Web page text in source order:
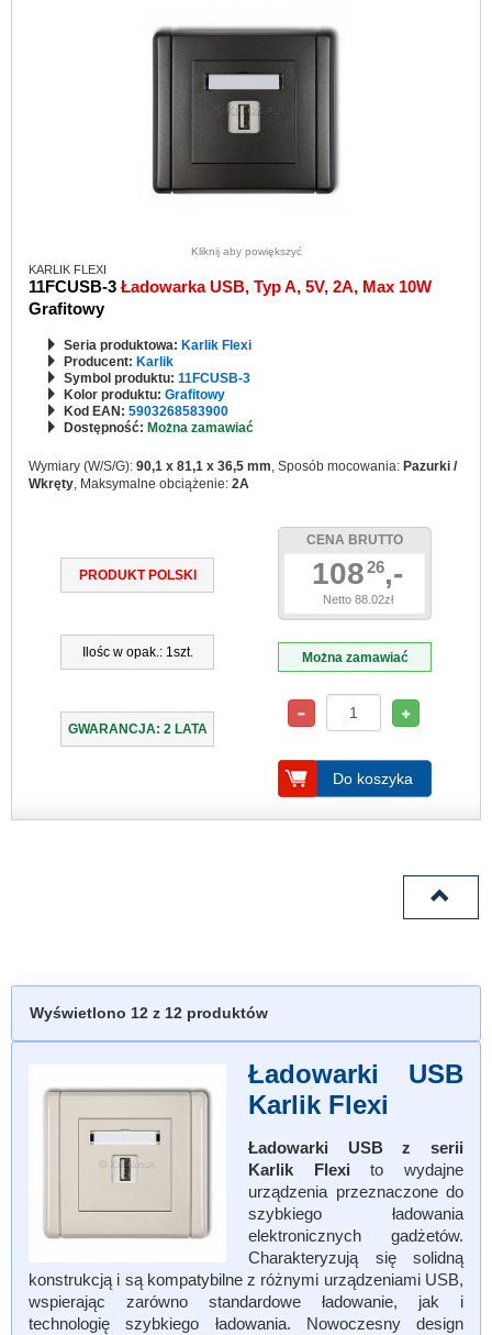
Kliknij aby powiększyć
KARLIK FLEXI
11FCUSB-3 Ładowarka USB, Typ A, 5V, 2A, Max 10W
Grafitowy
Seria produktowa: Karlik Flexi
Producent: Karlik
Symbol produktu: 11FCUSB-3
Kolor produktu: Grafitowy
Kod EAN: 5903268583900
Dostępność: Można zamawiać
Wymiary (W/S/G): 90,1 x 81,1 x 36,5 mm, Sposób mocowania: Pazurki /
Wkręty, Maksymalne obciążenie: 2A
PRODUKT POLSKI
Ilośc w opak.: 1szt.
GWARANCJA: 2 LATA
CENA BRUTTO
10826,-
Netto 88.02zł
Można zamawiać
Do koszyka
Wyświetlono 12 z 12 produktów
Ładowarki USB
Karlik Flexi
Ładowarki USB z serii
Karlik Flexi to wydajne
urządzenia przeznaczone do
szybkiego ładowania
elektronicznych gadżetów.
Charakteryzują się solidną
konstrukcją i są kompatybilne z różnymi urządzeniami USB,
wspierając zarówno standardowe ładowanie, jak i
technologię szybkiego ładowania. Nowoczesny design